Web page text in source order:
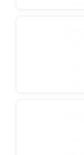
Vonkajšia
Full HD